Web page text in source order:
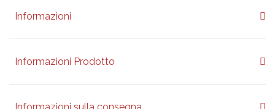
Informazioni
Informazioni Prodotto